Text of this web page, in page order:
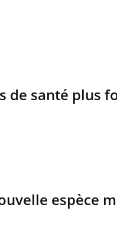
de santé plus
espèce